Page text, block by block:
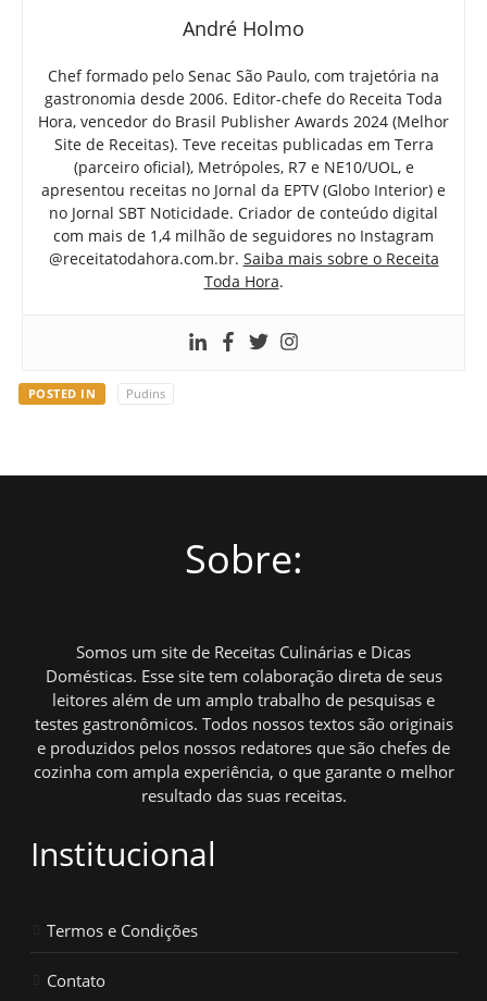
André Holmo
Chef formado pelo Senac São Paulo, com trajetória na
gastronomia desde 2006. Editor-chefe do Receita Toda
Hora, vencedor do Brasil Publisher Awards 2024 (Melhor
Site de Receitas). Teve receitas publicadas em Terra
(parceiro oficial), Metrópoles, R7 e NE10/UOL, e
apresentou receitas no Jornal da EPTV (Globo Interior) e
no Jornal SBT Noticidade. Criador de conteúdo digital
com mais de 1,4 milhão de seguidores no Instagram
@receitatodahora.com.br. Saiba mais sobre o Receita
Toda Hora.
POSTED IN Pudins
Sobre:
Somos um site de Receitas Culinárias e Dicas
Domésticas. Esse site tem colaboração direta de seus
leitores além de um amplo trabalho de pesquisas e
testes gastronômicos. Todos nossos textos são originais
e produzidos pelos nossos redatores que são chefes de
cozinha com ampla experiência, o que garante o melhor
resultado das suas receitas.
Institucional
Termos e Condições
Contato